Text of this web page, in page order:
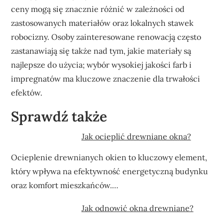
ceny mogą się znacznie różnić w zależności od
zastosowanych materiałów oraz lokalnych stawek
robocizny. Osoby zainteresowane renowacją często
zastanawiają się także nad tym, jakie materiały są
najlepsze do użycia; wybór wysokiej jakości farb i
impregnatów ma kluczowe znaczenie dla trwałości
efektów.
Sprawdź także
Jak ocieplić drewniane okna?
Ocieplenie drewnianych okien to kluczowy element,
który wpływa na efektywność energetyczną budynku
oraz komfort mieszkańców.…
Jak odnowić okna drewniane?